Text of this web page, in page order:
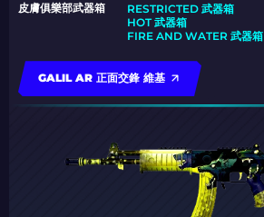
皮膚俱樂部武器箱
RESTRICTED 武器箱
HOT 武器箱
FIRE AND WATER 武器箱
GALIL AR 正面交鋒 維基